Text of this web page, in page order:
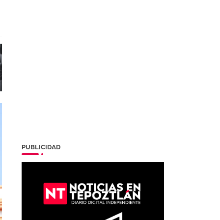
PUBLICIDAD